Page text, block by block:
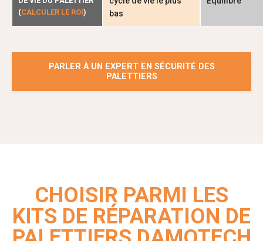
(CALCULER LE ROI)
bas
PARLER À UN EXPERT EN SÉCURITÉ DES
PALETTIERS
CHOISIR PARMI LES
KITS DE RÉPARATION DE